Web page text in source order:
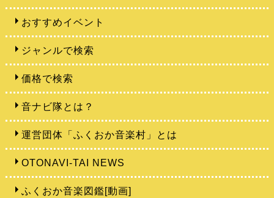
おすすめイベント
ジャンルで検索
価格で検索
音ナビ隊とは？
運営団体「ふくおか音楽村」とは
OTONAVI-TAI NEWS
ふくおか音楽図鑑[動画]